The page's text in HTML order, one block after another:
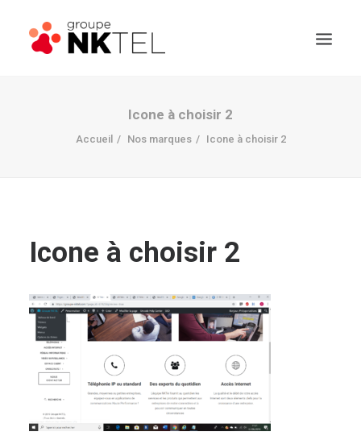
NOUS CONTACTER
Icone à choisir 2
Accueil Nos marques Icone à choisir 2
Icone à choisir 2